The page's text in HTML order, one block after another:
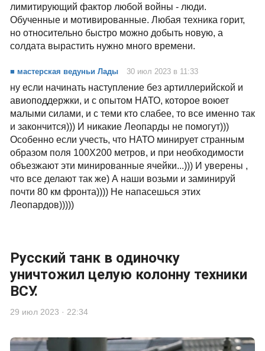
лимитирующий фактор любой войны - люди.
Обученные и мотивированные. Любая техника горит,
но относительно быстро можно добыть новую, а
солдата вырастить нужно много времени.
■ мастерская ведуньи Лады 30 июл 2023 в 11:33
ну если начинать наступление без артиллерийской и
авиоподдержки, и с опытом НАТО, которое воюет
малыми силами, и с теми кто слабее, то все именно так
и закончится))) И никакие Леопарды не помогут)))
Особенно если учесть, что НАТО минирует странным
образом поля 100Х200 метров, и при необходимости
объезжают эти минированные ячейки...))) И уверены ,
что все делают так же) А наши возьми и заминируй
почти 80 км фронта)))) Не напасешься этих
Леопардов)))))
Русский танк в одиночку
уничтожил целую колонну техники
ВСУ.
29 июл 2023 · 22:34